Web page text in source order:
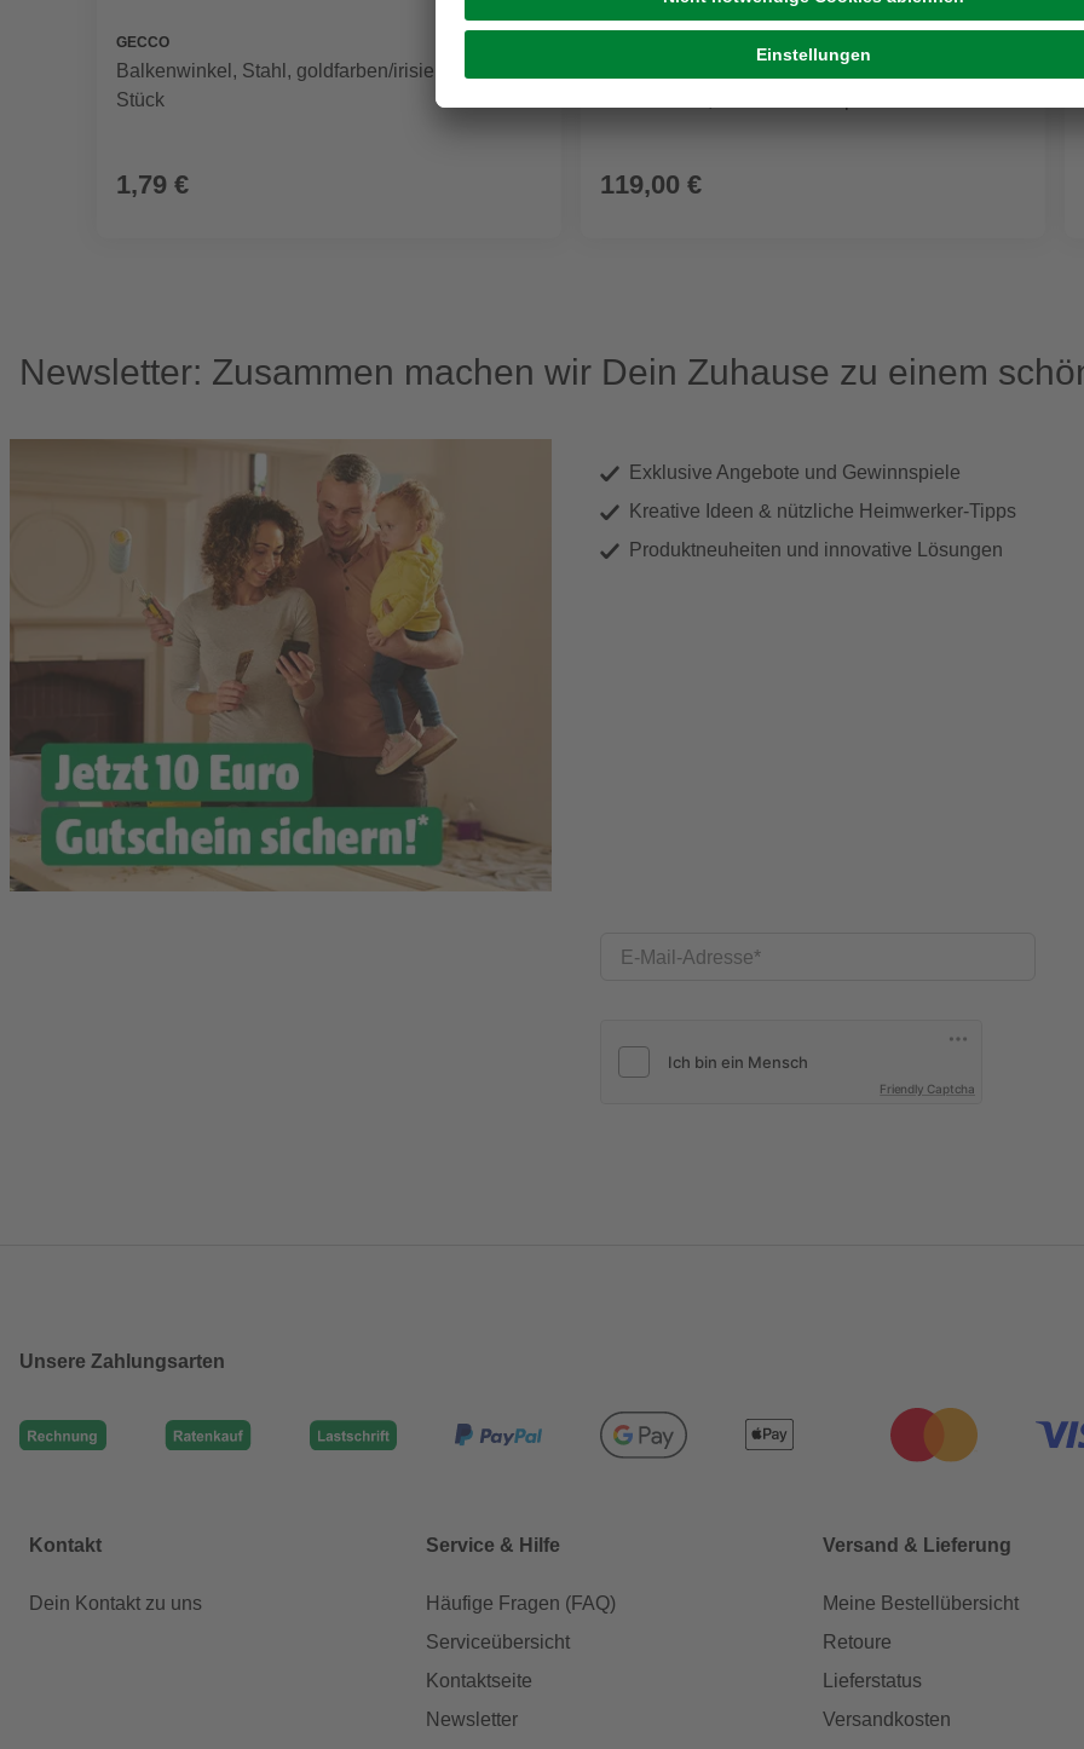
GECCO
Balkenwinkel, Stahl, goldfarben/irisierend, 1
Stück
1,79 €
Gartentisch »Castello«, BxHxT: 90 x 74 x 90 cm,
119,00 €
Newsletter: Zusammen machen wir Dein Zuhause zu einem
Exklusive Angebote und Gewinnspiele
Kreative Ideen & nützliche Heimwerker-Tipps
Produktneuheiten und innovative Lösungen
E-Mail-Adresse
Friendly Captcha
Unsere Zahlungsarten
Kontakt
Dein Kontakt zu uns
Service & Hilfe
Häufige Fragen (FAQ)
Serviceübersicht
Kontaktseite
Newsletter
Versand & Lieferung
Meine Bestellübersicht
Retoure
Lieferstatus
Versandkosten